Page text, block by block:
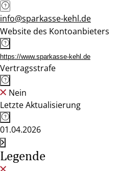
info@sparkasse-kehl.de
Website des Kontoanbieters
https://www.sparkasse-kehl.de
Vertragsstrafe
Nein
Letzte Aktualisierung
01.04.2026
Legende